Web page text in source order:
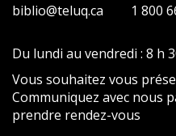
biblio@teluq.ca 1 800
Du lundi au vendredi : 8 h
Vous souhaitez vous
Communiquez avec nous
prendre rendez-vous